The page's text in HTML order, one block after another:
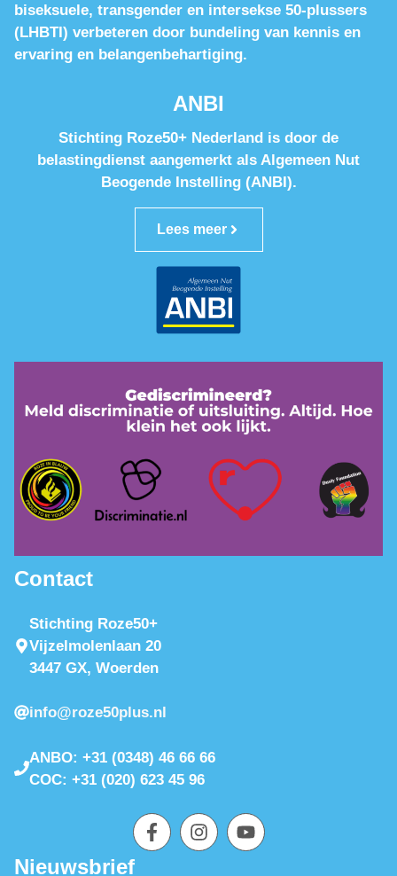
biseksuele, transgender en intersekse 50-plussers
(LHBTI) verbeteren door bundeling van kennis en
ervaring en belangenbehartiging.
ANBI
Stichting Roze50+ Nederland is door de
belastingdienst aangemerkt als Algemeen Nut
Beogende Instelling (ANBI).
Lees meer
Contact
Stichting Roze50+
Vijzelmolenlaan 20
3447 GX, Woerden
info@roze50plus.nl
ANBO: +31 (0348) 46 66 66
COC: +31 (020) 623 45 96
Nieuwsbrief